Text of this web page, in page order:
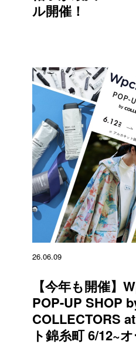
ル開催！
26.06.09
【今年も開催】
POP-UP SHOP
COLLECTORS
ト錦糸町 6/12~